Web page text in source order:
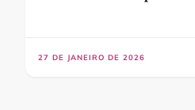
27 DE JANEIRO DE 2026